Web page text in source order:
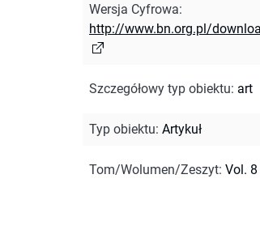
Wersja Cyfrowa:
http://www.bn.org.pl/
Szczegółowy typ obiektu: art
Typ obiektu: Artykuł
Tom/Wolumen/Zeszyt: Vol.